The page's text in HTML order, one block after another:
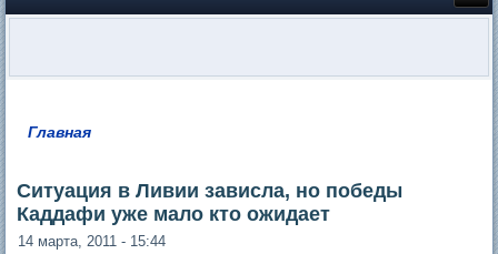
Главная
Ситуация в Ливии зависла, но победы
Каддафи уже мало кто ожидает
14 марта, 2011 - 15:44